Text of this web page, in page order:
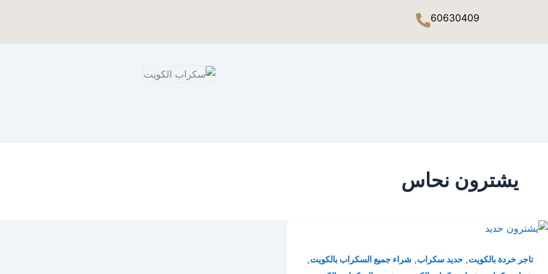
60630409
يشترون نحاس
تاجر خردة بالكويت, حديد سكراب, شراء جميع السكراب بالكويت,